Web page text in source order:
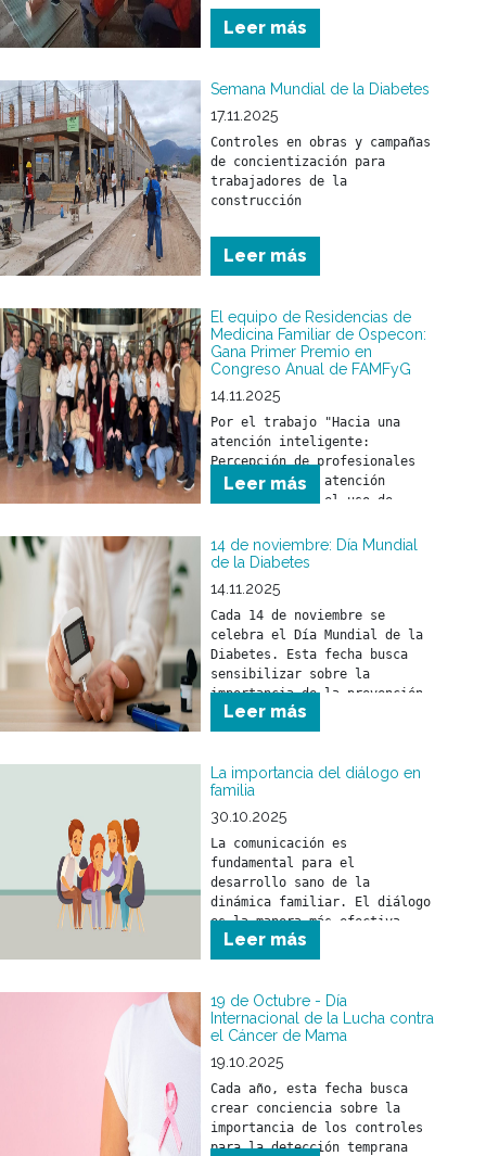
Leer más
Semana Mundial de la Diabetes
17.11.2025
Controles en obras y campañas
de concientización para
trabajadores de la
construcción
Leer más
El equipo de Residencias de
Medicina Familiar de Ospecon:
Gana Primer Premio en
Congreso Anual de FAMFyG
14.11.2025
Por el trabajo "Hacia una
atención inteligente:
Percepción de profesionales
de la salud en atención
primaria sobre el uso de
herramienta en la práctica
Leer más
14 de noviembre: Día Mundial
de la Diabetes
14.11.2025
Cada 14 de noviembre se
celebra el Día Mundial de la
Diabetes. Esta fecha busca
sensibilizar sobre la
importancia de la prevención,
detección precoz y el
tratamiento de la diabetes.
Leer más
La importancia del diálogo en
familia
30.10.2025
La comunicación es
fundamental para el
desarrollo sano de la
dinámica familiar. El diálogo
es la manera más efectiva
para compartir ideas,
opiniones y sentimientos.
Leer más
19 de Octubre - Día
Internacional de la Lucha contra
el Cáncer de Mama
19.10.2025
Cada año, esta fecha busca
crear conciencia sobre la
importancia de los controles
para la detección temprana